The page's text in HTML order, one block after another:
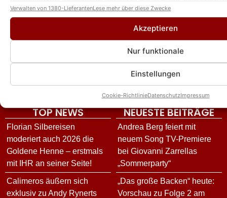
Entscheidungen zum Datenschutz speichern und übermitteln.
Verwalten von 1380-LieferantenLese mehr über diese Zwecke
Akzeptieren
Nur funktionale
Einstellungen
Cookie-RichtlinieDatenschutzImpressum
DIE VIELFALT UNSERES ANGEBOTES
Interviews
Schlager im TV
Event-Berichte
Reisen
Österreich
Mallorca
Unterhaltung
Star-Biografien
Fotogalerien
Schlagervideos
TOP NEWS
Florian Silbereisen
moderiert auch 2026 die
Goldene Henne – erstmals
mit IHR an seiner Seite!
Calimeros äußern sich
exklusiv zu Andy Rynerts
NEUESTE BEITRÄGE
Andrea Berg feiert mit
neuem Song TV-Premiere
bei Giovanni Zarrellas
„Sommerparty“
„Das große Backen“ heute:
Vorschau zu Folge 2 am